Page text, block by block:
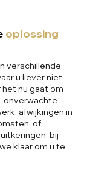
oplossing
verschillende
u liever niet
nu gaat om
onverwachte
afwijkingen in
of
bij
klaar om u te